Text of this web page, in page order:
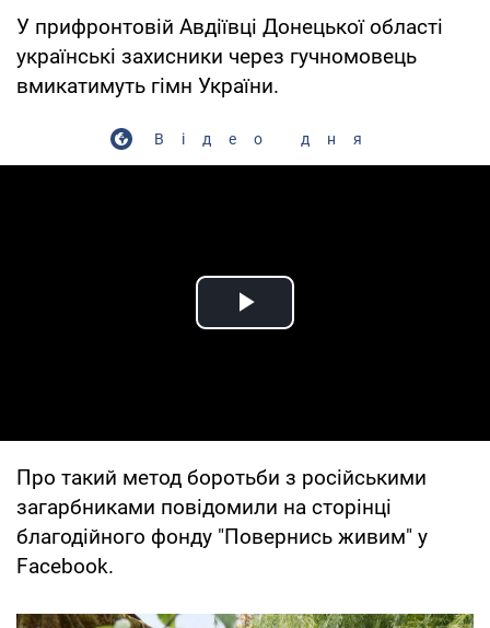
У прифронтовій Авдіївці Донецької області
українські захисники через гучномовець
вмикатимуть гімн України.
Відео дня
Play Video
Про такий метод боротьби з російськими
загарбниками повідомили на сторінці
благодійного фонду "Повернись живим" у
Facebook.